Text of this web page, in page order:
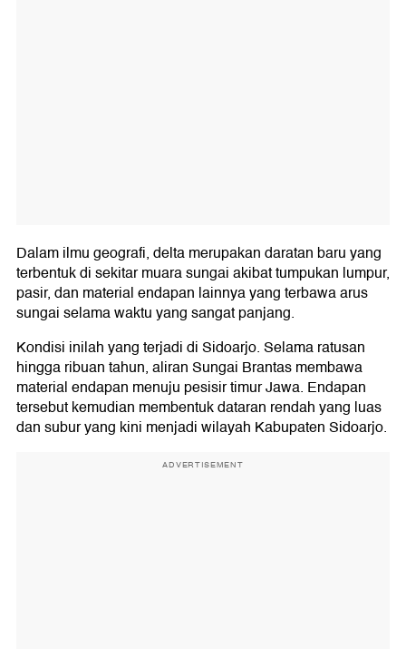
Dalam ilmu geografi, delta merupakan daratan baru yang
terbentuk di sekitar muara sungai akibat tumpukan lumpur,
pasir, dan material endapan lainnya yang terbawa arus
sungai selama waktu yang sangat panjang.
Kondisi inilah yang terjadi di Sidoarjo. Selama ratusan
hingga ribuan tahun, aliran Sungai Brantas membawa
material endapan menuju pesisir timur Jawa. Endapan
tersebut kemudian membentuk dataran rendah yang luas
dan subur yang kini menjadi wilayah Kabupaten Sidoarjo.
ADVERTISEMENT